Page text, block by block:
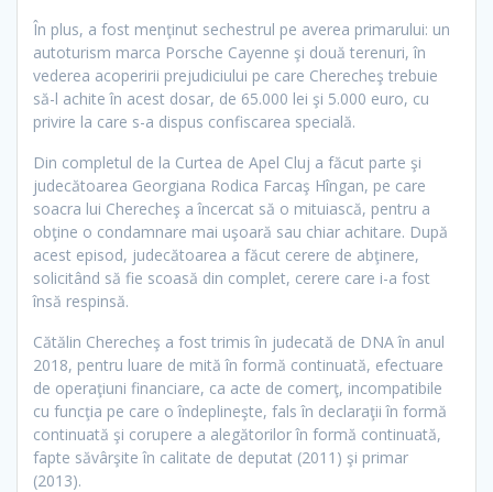
În plus, a fost menţinut sechestrul pe averea primarului: un
autoturism marca Porsche Cayenne şi două terenuri, în
vederea acoperirii prejudiciului pe care Cherecheş trebuie
să-l achite în acest dosar, de 65.000 lei şi 5.000 euro, cu
privire la care s-a dispus confiscarea specială.
Din completul de la Curtea de Apel Cluj a făcut parte şi
judecătoarea Georgiana Rodica Farcaş Hîngan, pe care
soacra lui Cherecheş a încercat să o mituiască, pentru a
obţine o condamnare mai uşoară sau chiar achitare. După
acest episod, judecătoarea a făcut cerere de abţinere,
solicitând să fie scoasă din complet, cerere care i-a fost
însă respinsă.
Cătălin Cherecheş a fost trimis în judecată de DNA în anul
2018, pentru luare de mită în formă continuată, efectuare
de operaţiuni financiare, ca acte de comerţ, incompatibile
cu funcţia pe care o îndeplineşte, fals în declaraţii în formă
continuată şi corupere a alegătorilor în formă continuată,
fapte săvârşite în calitate de deputat (2011) şi primar
(2013).